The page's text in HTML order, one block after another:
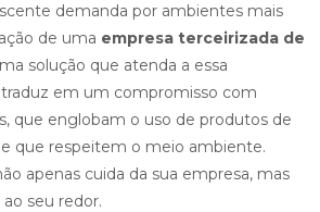
demanda por ambientes mais
de uma empresa terceirizada de
solução que atenda a essa
em um compromisso com
que englobam o uso de produtos de
que respeitem o meio ambiente.
apenas cuida da sua empresa, mas
seu redor.